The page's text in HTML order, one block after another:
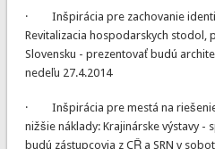
· Inšpirácia pre zachovanie
Revitalizacia hospodarskych stodol,
Slovensku - prezentovať budú
nedeľu 27.4.2014
· Inšpirácia pre mestá na riešenie
nižšie náklady: Krajinárske výstavy -
budú zástupcovia z CŘ a SRN v